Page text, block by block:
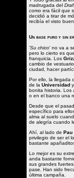
madrugada del
como era fácil que
decidió a tirar de
recibía el visto
Un base puro y sin
'Su chico' no va a
pero lo cierto es
franquicia. Los
cambio de
ciudad, hacer
Por ello, la llegada
de la Universidad
bonita historia. Los
o en el banco una
Desde que el
específico para
alma al suelo
de alegría cuando
Ahí, al lado de Pau
privilegio de ser el
bastante
Lo mejor es su
anda bastante
sus grandes
pase. Han sido
última campaña.